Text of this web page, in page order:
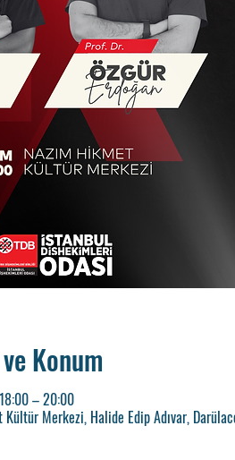
Konum
– 20:00
Kültür Merkezi, Halide Edip Adıvar,